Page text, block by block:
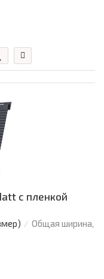
с пленкой
Общая ширина,